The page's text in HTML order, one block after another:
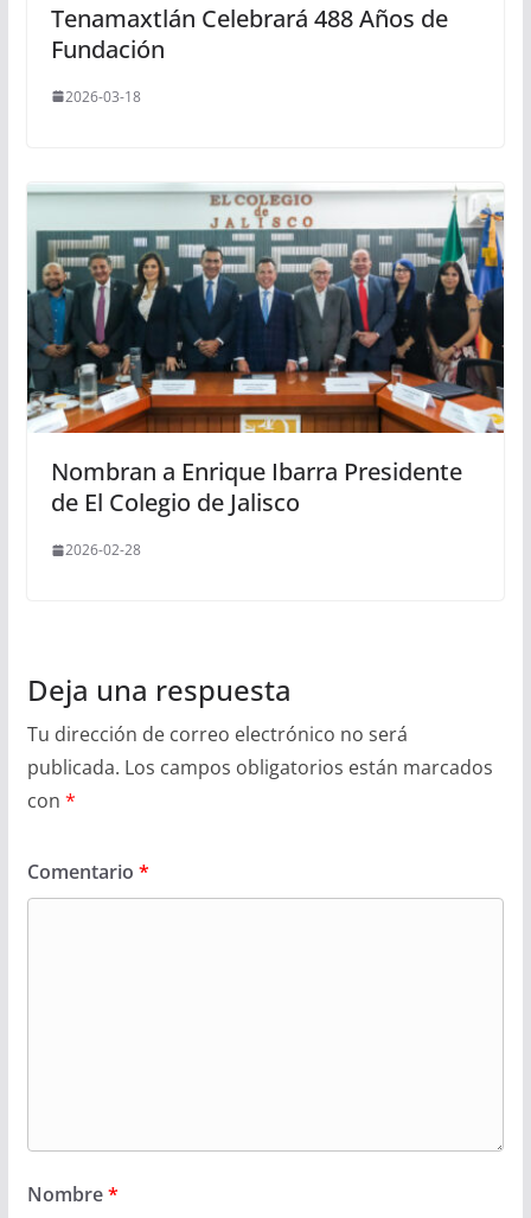
Tenamaxtlán Celebrará 488 Años de
Fundación
2026-03-18
Nombran a Enrique Ibarra Presidente
de El Colegio de Jalisco
2026-02-28
Deja una respuesta
Tu dirección de correo electrónico no será
publicada. Los campos obligatorios están marcados
con *
Comentario *
Nombre*